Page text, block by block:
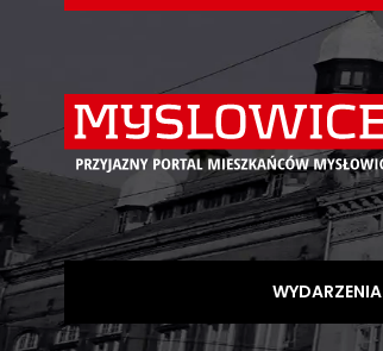
Myslowice.net
-
Przyjazny
portal
mieszkańców
Mysłowic
WYDARZENIA